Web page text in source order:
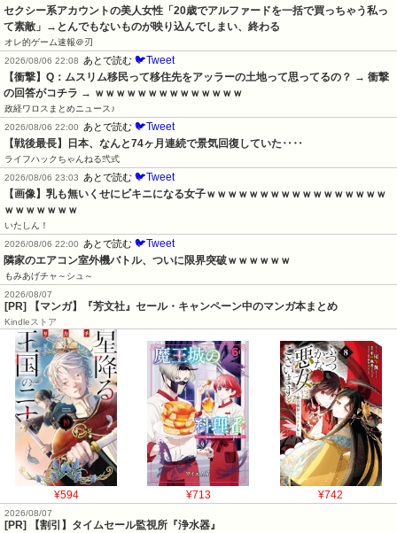
セクシー系アカウントの美人女性「20歳でアルファードを一括で買っちゃう私っ
て素敵」→とんでもないものが映り込んでしまい、終わる
オレ的ゲーム速報＠刃
2026/08/06 22:08 あとで読む 🐦Tweet
【衝撃】Q：ムスリム移民って移住先をアッラーの土地って思ってるの？ → 衝撃
の回答がコチラ → ｗｗｗｗｗｗｗｗｗｗｗｗｗｗ
政経ワロスまとめニュース♪
2026/08/06 22:00 あとで読む 🐦Tweet
【戦後最長】日本、なんと74ヶ月連続で景気回復していた‥‥
ライフハックちゃんねる弐式
2026/08/06 23:03 あとで読む 🐦Tweet
【画像】乳も無いくせにビキニになる女子ｗｗｗｗｗｗｗｗｗｗｗｗｗｗｗｗｗ
ｗｗｗｗｗｗｗ
いたしん！
2026/08/06 22:00 あとで読む 🐦Tweet
隣家のエアコン室外機バトル、ついに限界突破ｗｗｗｗｗｗ
もみあげチャ～シュ～
2026/08/07
[PR] 【マンガ】『芳文社』セール・キャンペーン中のマンガ本まとめ
Kindleストア
¥594 ¥713 ¥742
2026/08/07
[PR] 【割引】タイムセール監視所『浄水器』